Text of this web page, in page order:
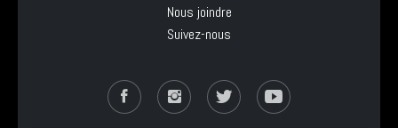
Nous joindre
Suivez-nous